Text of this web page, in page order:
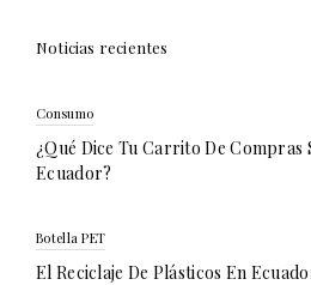
Noticias recientes
Consumo
¿Qué Dice Tu Carrito De Compras
Ecuador?
Botella PET
El Reciclaje De Plásticos En